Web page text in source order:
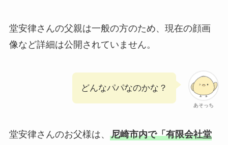
堂安律さんの父親は一般の方のため、現在の顔画
像など詳細は公開されていません。
あそっち
どんなパパなのかな？
堂安律さんのお父様は、 尼崎市内で「有限会社堂